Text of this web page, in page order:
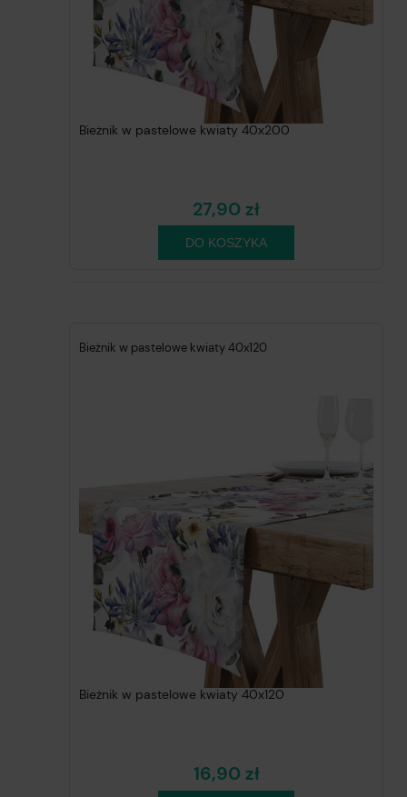
Bieżnik w pastelowe kwiaty 40x200
27,90 zł
DO KOSZYKA
Bieżnik w pastelowe kwiaty 40x120
Bieżnik w pastelowe kwiaty 40x120
16,90 zł